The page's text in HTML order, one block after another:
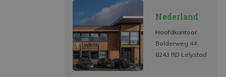
Nederland
Hoofdkantoor
Bolderweg 44
8243 RD Lelystad